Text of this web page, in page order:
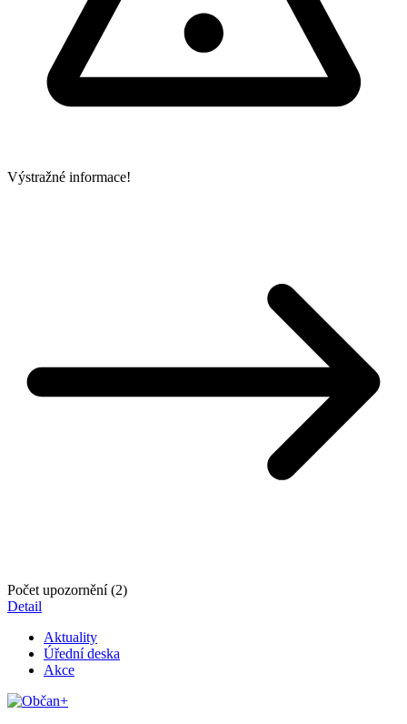
Výstražné informace!
Počet upozornění (2)
Detail
Aktuality
Úřední deska
Akce